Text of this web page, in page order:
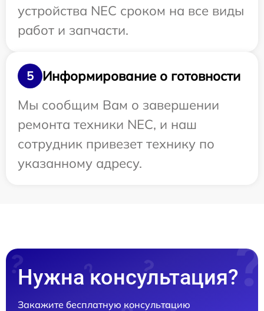
устройства NEC сроком на все виды
работ и запчасти.
5
Информирование о готовности
Мы сообщим Вам о завершении
ремонта техники NEC, и наш
сотрудник привезет технику по
указанному адресу.
Нужна консультация?
Закажите бесплатную консультацию